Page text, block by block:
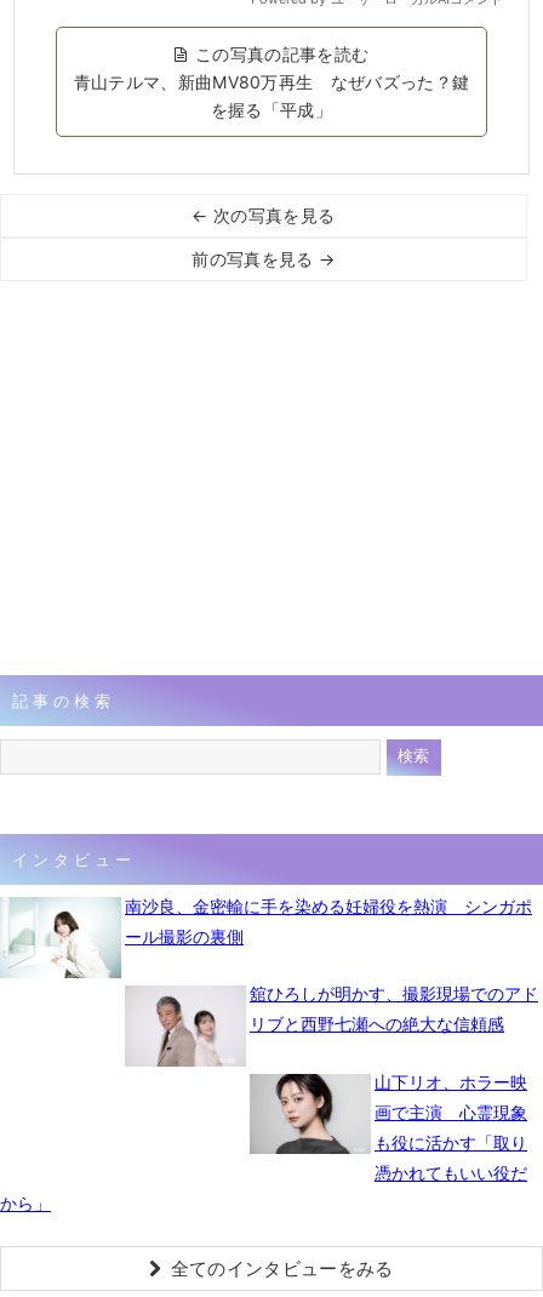
この写真の記事を読む
青山テルマ、新曲MV80万再生 なぜバズった？鍵
を握る「平成」
← 次の写真を見る
前の写真を見る →
記事の検索
インタビュー
南沙良、金密輸に手を染める妊婦役を熱演 シンガポ
ール撮影の裏側
舘ひろしが明かす、撮影現場でのアド
リブと西野七瀬への絶大な信頼感
山下リオ、ホラー映
画で主演 心霊現象
も役に活かす「取り
憑かれてもいい役だ
から」
全てのインタビューをみる